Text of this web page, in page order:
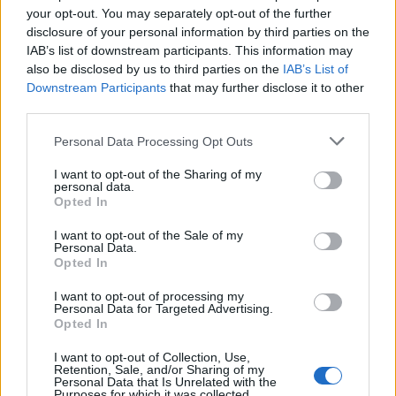
your opt-out. You may separately opt-out of the further
disclosure of your personal information by third parties on the
IAB’s list of downstream participants. This information may
also be disclosed by us to third parties on the IAB’s List of
Downstream Participants that may further disclose it to other
Personal Data Processing Opt Outs
I want to opt-out of the Sharing of my
personal data.
Opted In
I want to opt-out of the Sale of my
Personal Data.
Opted In
I want to opt-out of processing my
Personal Data for Targeted Advertising.
Opted In
I want to opt-out of Collection, Use,
Retention, Sale, and/or Sharing of my
Personal Data that Is Unrelated with the
manager coinvolti nell'organizzazione, con canoni anche di
4.000-4.500 euro al mese. Sulla capacità dell'evento di
generare flussi turistici immediati, il Messaggero ha
intervistato Fabrizio Cattaneo della Volta, presidente del
Reale Yacht Club Canottieri Savoia, che sarà gemellato con il
defender Emirates Team New Zealand: "Da maggio 2027,
la competizione vera e propria, potrebbero riversarsi in città
800mila persone", questa la sua stima. "Noi non siamo pronti
per garantire questi flussi internazionali", avverte però
Ingenito, citando criticità su mobilità, traffico e servizi. Altro
tema sul tavolo riguarda il futuro di Bagnoli. Le letture qui
divergono: se Federalberghi vede nelle regate un'occasione di
rilancio, gli operatori extralberghieri temono interventi limitati
all'evento. Restano poi le tensioni sulle regole del settore
ricettivo. "Registriamo un paradosso - sostiene Ingenito - Da
una parte la città si candida a ospitare un evento mondiale che
delibera che punta a contingentare le strutture ricettive nelle
aree più turistiche". Una contraddizione, sottolinea, che